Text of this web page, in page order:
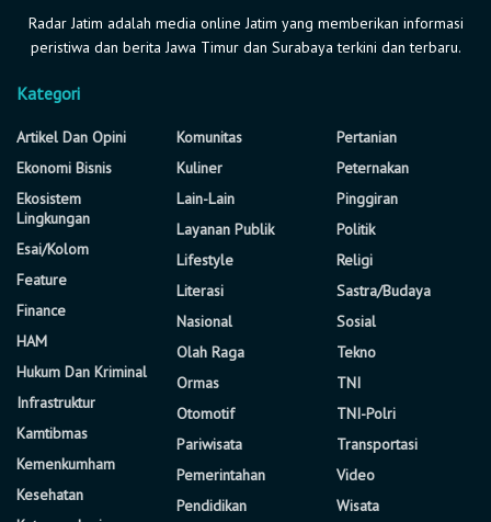
Radar Jatim adalah media online Jatim yang memberikan informasi
peristiwa dan berita Jawa Timur dan Surabaya terkini dan terbaru.
Kategori
Artikel Dan Opini
Ekonomi Bisnis
Ekosistem
Lingkungan
Esai/Kolom
Feature
Finance
HAM
Hukum Dan Kriminal
Infrastruktur
Kamtibmas
Kemenkumham
Kesehatan
Komunitas
Kuliner
Lain-Lain
Layanan Publik
Lifestyle
Literasi
Nasional
Olah Raga
Ormas
Otomotif
Pariwisata
Pemerintahan
Pendidikan
Pertanian
Peternakan
Pinggiran
Politik
Religi
Sastra/Budaya
Sosial
Tekno
TNI
TNI-Polri
Transportasi
Video
Wisata